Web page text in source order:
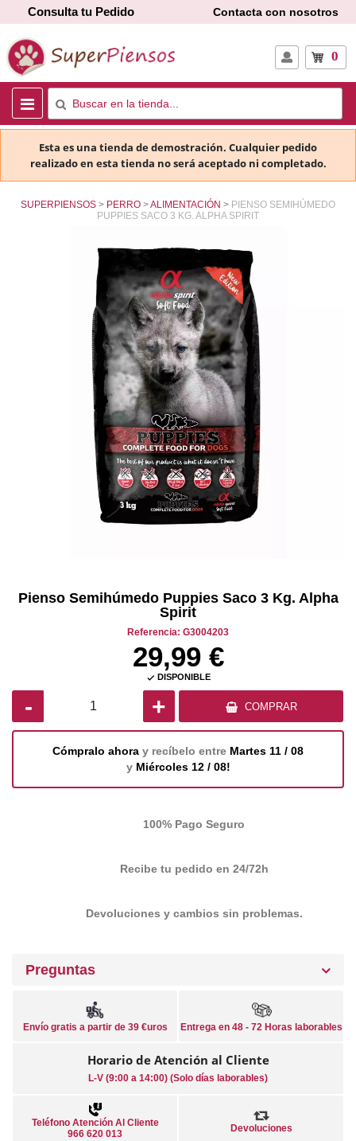
Consulta tu Pedido Contacta con nosotros
0
Esta es una tienda de demostración. Cualquier pedido
realizado en esta tienda no será aceptado ni completado.
SUPERPIENSOS PERRO ALIMENTACIÓN
PIENSO SEMIHÚMEDO
PUPPIES SACO 3 KG. ALPHA SPIRIT
Pienso Semihúmedo Puppies Saco 3 Kg. Alpha
Spirit
Referencia: G3004203
29,99 €
 DISPONIBLE
- + COMPRAR
Cómpralo ahora y recíbelo entre Martes 11 / 08
y Miércoles 12 / 08!
100% Pago Seguro
Recibe tu pedido en 24/72h
Devoluciones y cambios sin problemas.
Preguntas
Envío gratis a partir de 39 €uros Entrega en 48 - 72 Horas laborables
Horario de Atención al Cliente
L-V (9:00 a 14:00) (Solo días laborables)
Teléfono Atención Al Cliente
966 620 013
Devoluciones